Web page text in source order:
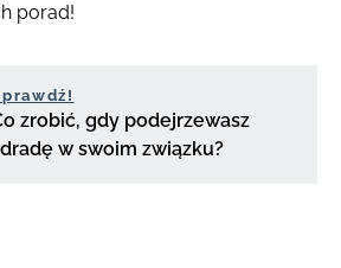
porad!
zrobić, gdy podejrzewasz
w swoim związku?